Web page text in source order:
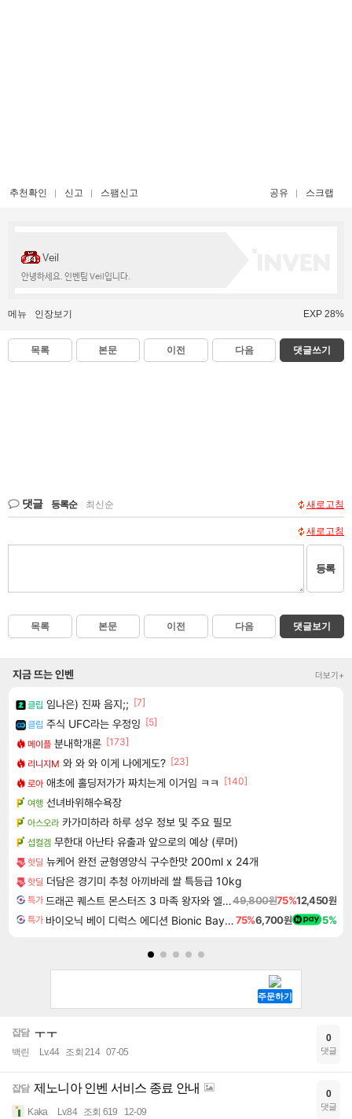
추천확인 신고 스팸신고 공유 스크랩
Veil
안녕하세요. 인벤팀 Veil입니다.
메뉴 인장보기 EXP 28%
목록 본문 이전 다음 댓글쓰기
댓글 등록순 최신순 새로고침
새로고침
등록
목록 본문 이전 다음 댓글보기
지금 뜨는 인벤 더보기+
클립 임나은) 진짜 음지;; [7]
클립 주식 UFC라는 우정잉 [5]
메이플 분내학개론 [173]
리니지M 와 와 와 이게 나에게도? [23]
로아 애초에 홀딩저가가 짜치는게 이거임 ㅋㅋ
[140]
여행 선녀바위해수욕장
아스오라 카가미하라 하루 성우 정보 및 주요 필모
섭컬겜 무한대 아난타 유출과 앞으로의 예상 (루머)
핫딜 뉴케어 완전 균형영양식 구수한맛 200ml x 24개
핫딜 더담은 경기미 추청 아끼바레 쌀 특등급 10kg
특가 드래곤 퀘스트 몬스터즈 3 마족 왕자와 엘프의 여행 Dragon Quest Monsters The Dark Prince49,800원75%12,450원
특가 바이오닉 베이 디럭스 에디션 Bionic Bay Deluxe Edition75%6,700원 5%
잡담 ㅜㅜ
백린 Lv.44 조회 214 07-05
0
댓글
잡담 제노니아 인벤 서비스 종료 안내
Kaka Lv.84 조회 619 12-09
0
댓글